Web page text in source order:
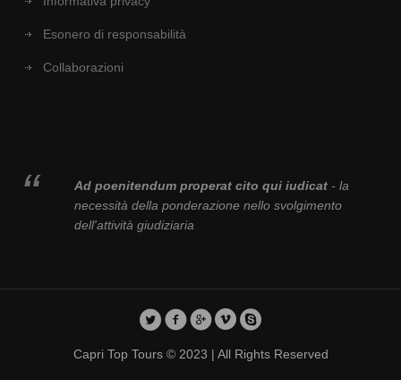
Esonero di responsabilità
Collaborazioni
Ad poenitendum properat cito qui iudicat- la
necessità della ponderazione nello svolgimento
dell'attività giudiziaria
Capri Top Tours © 2023 | All Rights Reserved